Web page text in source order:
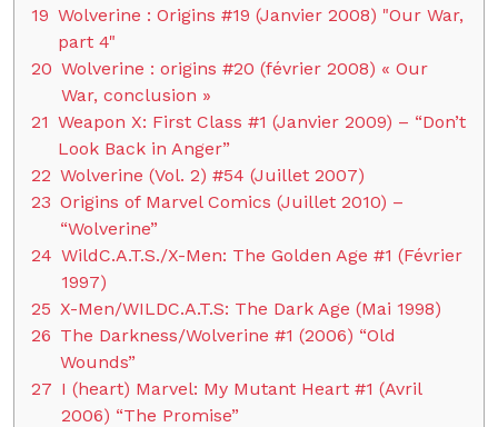
19 Wolverine : Origins #19 (Janvier 2008) "Our War,
part 4"
20 Wolverine : origins #20 (février 2008) « Our
War, conclusion »
21 Weapon X: First Class #1 (Janvier 2009) – “Don’t
Look Back in Anger”
22 Wolverine (Vol. 2) #54 (Juillet 2007)
23 Origins of Marvel Comics (Juillet 2010) –
“Wolverine”
24 WildC.A.T.S./X-Men: The Golden Age #1 (Février
1997)
25 X-Men/WILDC.A.T.S: The Dark Age (Mai 1998)
26 The Darkness/Wolverine #1 (2006) “Old
Wounds”
27 I (heart) Marvel: My Mutant Heart #1 (Avril
2006) “The Promise”